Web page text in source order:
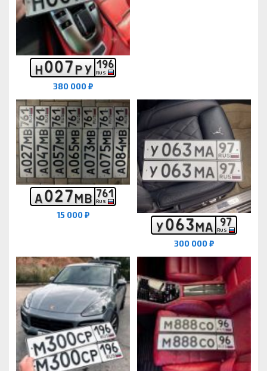
Н007РУ 196
RUS
380 000 ₽
А027МВ 761
RUS
15 000 ₽
У063МА 97
RUS
300 000 ₽